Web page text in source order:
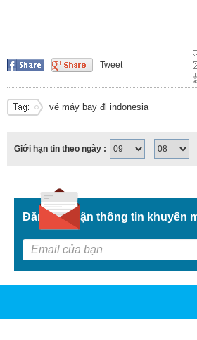
Tweet
vé máy bay đi indonesia
Giới hạn tin theo ngày :
Đăng kí nhận thông tin khuyến